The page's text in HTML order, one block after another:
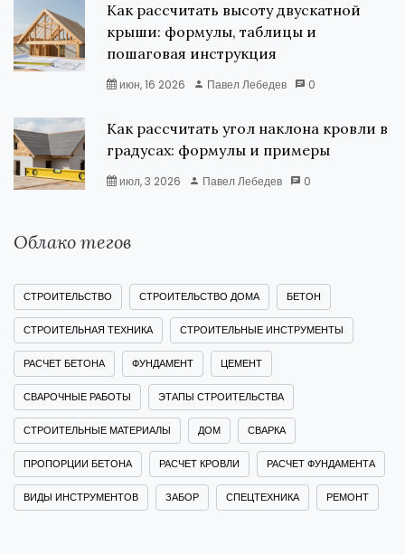
Как рассчитать высоту двускатной
крыши: формулы, таблицы и
пошаговая инструкция
июн, 16 2026 Павел Лебедев 0
Как рассчитать угол наклона кровли в
градусах: формулы и примеры
июл, 3 2026 Павел Лебедев 0
Облако тегов
СТРОИТЕЛЬСТВО СТРОИТЕЛЬСТВО ДОМА БЕТОН
СТРОИТЕЛЬНАЯ ТЕХНИКА СТРОИТЕЛЬНЫЕ ИНСТРУМЕНТЫ
РАСЧЕТ БЕТОНА ФУНДАМЕНТ ЦЕМЕНТ
СВАРОЧНЫЕ РАБОТЫ ЭТАПЫ СТРОИТЕЛЬСТВА
СТРОИТЕЛЬНЫЕ МАТЕРИАЛЫ ДОМ СВАРКА
ПРОПОРЦИИ БЕТОНА РАСЧЕТ КРОВЛИ РАСЧЕТ ФУНДАМЕНТА
ВИДЫ ИНСТРУМЕНТОВ ЗАБОР СПЕЦТЕХНИКА РЕМОНТ